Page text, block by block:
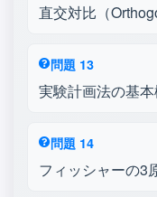
直交対比（
問題 13
実験計画法の基
問題 14
フィッシャーの3